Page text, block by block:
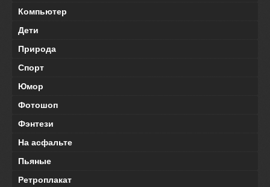
Компьютер
Дети
Природа
Спорт
Юмор
Фотошоп
Фэнтези
На асфальте
Пьяные
Ретроплакат